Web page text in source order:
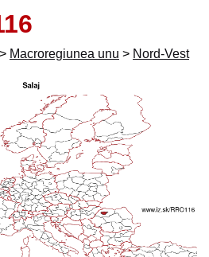
> Macroregiunea unu > Nord-Vest